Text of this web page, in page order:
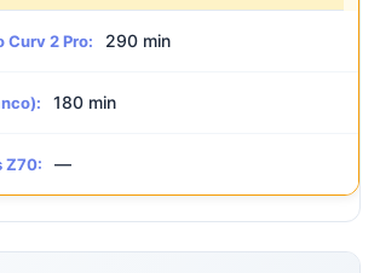
Curv 2 Pro: 290 min
180 min
Z70: —